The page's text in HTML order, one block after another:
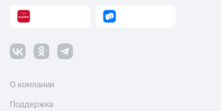
О компании
Поддержка